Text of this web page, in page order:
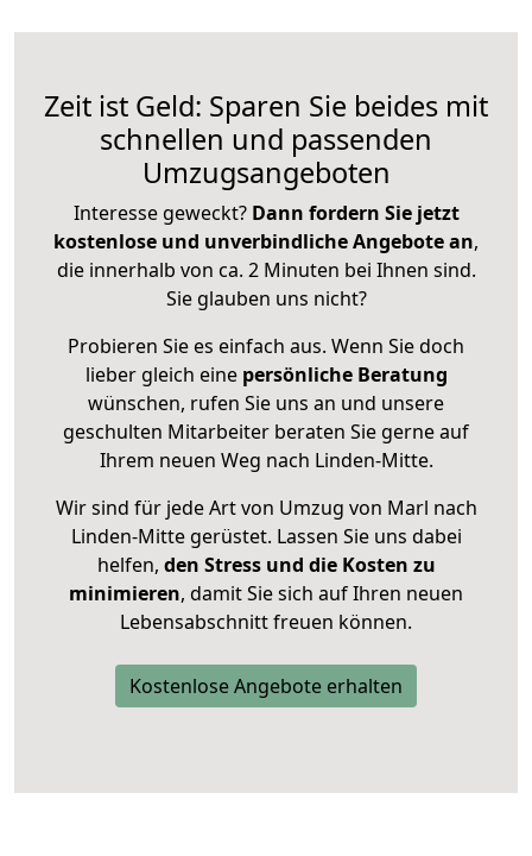
Zeit ist Geld: Sparen Sie beides mit
schnellen und passenden
Umzugsangeboten
Interesse geweckt? Dann fordern Sie jetzt
kostenlose und unverbindliche Angebote an,
die innerhalb von ca. 2 Minuten bei Ihnen sind.
Sie glauben uns nicht?
Probieren Sie es einfach aus. Wenn Sie doch
lieber gleich eine persönliche Beratung
wünschen, rufen Sie uns an und unsere
geschulten Mitarbeiter beraten Sie gerne auf
Ihrem neuen Weg nach Linden-Mitte.
Wir sind für jede Art von Umzug von Marl nach
Linden-Mitte gerüstet. Lassen Sie uns dabei
helfen, den Stress und die Kosten zu
minimieren, damit Sie sich auf Ihren neuen
Lebensabschnitt freuen können.
Kostenlose Angebote erhalten